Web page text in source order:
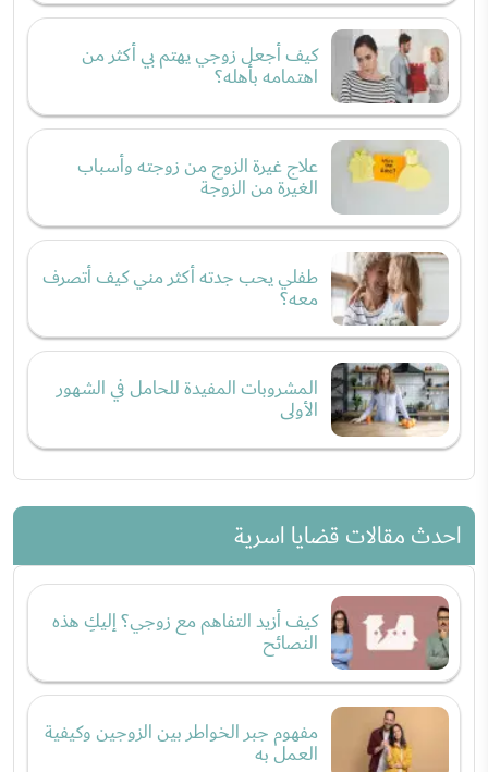
كيف أجعل زوجي يهتم بي أكثر من
اهتمامه بأهله؟
علاج غيرة الزوج من زوجته وأسباب
الغيرة من الزوجة
طفلي يحب جدته أكثر مني كيف أتصرف
معه؟
المشروبات المفيدة للحامل في الشهور
الأولى
احدث مقالات قضايا اسرية
كيف أزيد التفاهم مع زوجي؟ إليكِ هذه
النصائح
مفهوم جبر الخواطر بين الزوجين وكيفية
العمل به